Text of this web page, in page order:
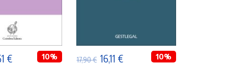
€O
10% 17,90€ O
16,11 €O
10%